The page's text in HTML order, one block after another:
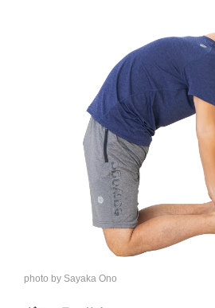
photo by Sayaka Ono